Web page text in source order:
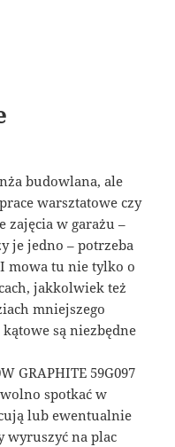
budowlana, ale
warsztatowe czy
zajęcia w garażu –
je jedno – potrzeba
mowa tu nie tylko o
jakkolwiek też
mniejszego
są niezbędne
GRAPHITE 59G097
spotkać w
lub ewentualnie
wyruszyć na plac